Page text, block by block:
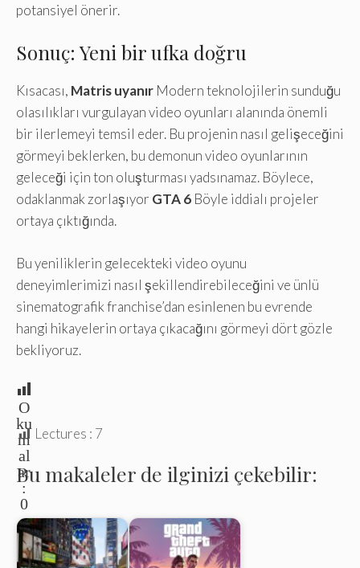
potansiyel önerir.
Sonuç: Yeni bir ufka doğru
Kısacası, Matris uyanır Modern teknolojilerin sunduğu
olasılıkları vurgulayan video oyunları alanında önemli
bir ilerlemeyi temsil eder. Bu projenin nasıl gelişeceğini
görmeyi beklerken, bu demonun video oyunlarının
geleceği için ton oluşturması yadsınamaz. Böylece,
odaklanmak zorlaşıyor GTA 6 Böyle iddialı projeler
ortaya çıktığında.
Bu yeniliklerin gelecekteki video oyunu
deneyimlerimizi nasıl şekillendirebileceğini ve ünlü
sinematografik franchise’dan esinlenen bu evrende
hangi hikayelerin ortaya çıkacağını görmeyi dört gözle
bekliyoruz.
O
ku
m
al
ar
:
0
Lectures : 7
Bu makaleler de ilginizi çekebilir: